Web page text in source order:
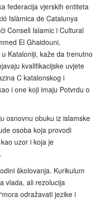
federacija vjerskih entiteta
Islàmica de Catalunya
Consell Islamic i Cultural
El Ghaidouni,
Kataloniji, kaže da trenutno
kvalifikacijske uvjete
C katalonskog i
i one koji imaju Potvrdu o
osnovnu obuku iz islamske
osoba koja provodi
uzor i koja je
školovanja. Kurikulum
vlada, ali rezolucija
odražavati jezike i